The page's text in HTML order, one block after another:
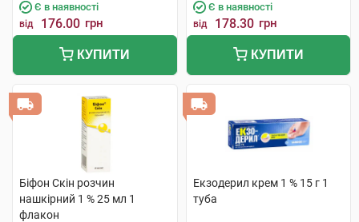
Є в наявності
від 176.00 грн
КУПИТИ
Є в наявності
від 178.30 грн
КУПИТИ
Біфон Скін розчин
нашкірний 1 % 25 мл 1
флакон
Екзодерил крем 1 % 15 г 1
туба